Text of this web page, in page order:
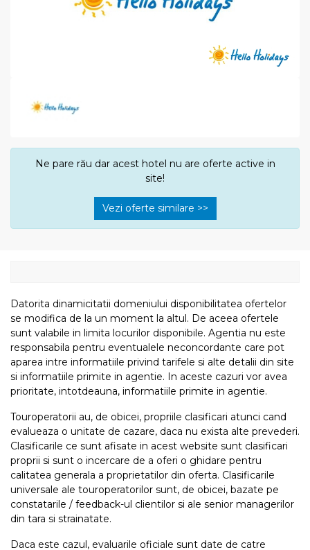
Ne pare rău dar acest hotel nu are oferte active in
site!
Vezi oferte similare >>
Datorita dinamicitatii domeniului disponibilitatea ofertelor
se modifica de la un moment la altul. De aceea ofertele
sunt valabile in limita locurilor disponibile. Agentia nu este
responsabila pentru eventualele neconcordante care pot
aparea intre informatiile privind tarifele si alte detalii din site
si informatiile primite in agentie. In aceste cazuri vor avea
prioritate, intotdeauna, informatiile primite in agentie.
Touroperatorii au, de obicei, propriile clasificari atunci cand
evalueaza o unitate de cazare, daca nu exista alte prevederi.
Clasificarile ce sunt afisate in acest website sunt clasificari
proprii si sunt o incercare de a oferi o ghidare pentru
calitatea generala a proprietatilor din oferta. Clasificarile
universale ale touroperatorilor sunt, de obicei, bazate pe
constatarile / feedback-ul clientilor si ale senior managerilor
din tara si strainatate.
Daca este cazul, evaluarile oficiale sunt date de catre